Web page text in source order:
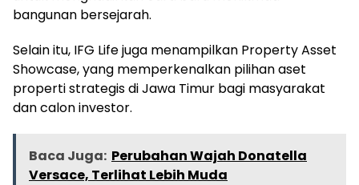
bangunan bersejarah.
Selain itu, IFG Life juga menampilkan Property Asset
Showcase, yang memperkenalkan pilihan aset
properti strategis di Jawa Timur bagi masyarakat
dan calon investor.
Baca Juga: Perubahan Wajah Donatella
Versace, Terlihat Lebih Muda